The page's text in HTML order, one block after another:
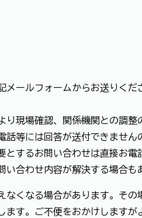
メールフォームからお送りく
り現場確認、関係機関との調
話等には回答が送付できません
とするお問い合わせは直接お
い合わせ内容が解決する場合も
くなる場合があります。そ
ます。ご不便をおかけしますが